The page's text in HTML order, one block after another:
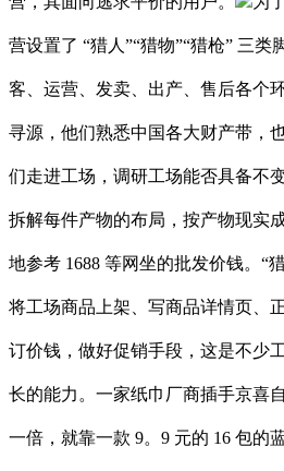
营设置了 “猎人”“猎物”“猎枪” 三
客、运营、发卖、出产、售后各个
寻源，他们熟悉中国各大财产带，
们走进工场，调研工场能否具备不
拆解每件产物的布局，按产物现实
地参考 1688 等网坐的批发价钱。“
将工场商品上架、写商品详情页、
订价钱，做好促销手段，这是不少
长的能力。一家纸巾厂商插手京喜
一倍，就靠一款 9。9 元的 16 包的